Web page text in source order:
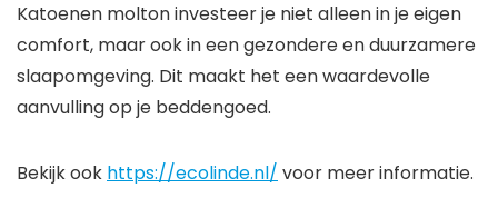
Katoenen molton investeer je niet alleen in je eigen
comfort, maar ook in een gezondere en duurzamere
slaapomgeving. Dit maakt het een waardevolle
aanvulling op je beddengoed.
Bekijk ook https://ecolinde.nl/ voor meer informatie.